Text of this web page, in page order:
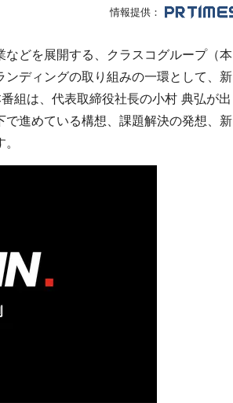
情報提供：
どを展開する、クラスコグループ（本
ディングの取り組みの一環として、新
組は、代表取締役社長の小村 典弘が出
進めている構想、課題解決の発想、新